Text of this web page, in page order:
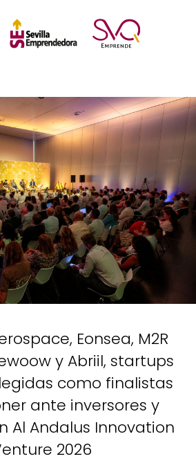
Eonsea, M2R
y Abriil, startups
como finalistas
ante inversores y
Al Andalus Innovation
2026